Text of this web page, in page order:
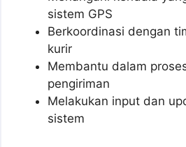
sistem GPS
Berkoordinasi dengan
kurir
Membantu dalam
pengiriman
Melakukan input dan
sistem